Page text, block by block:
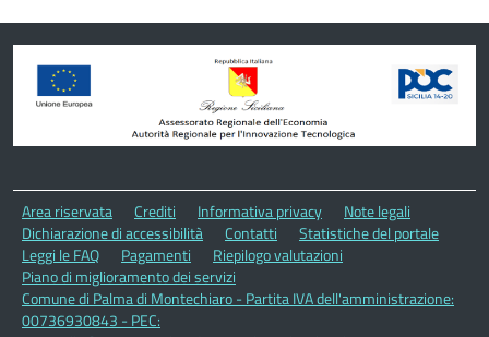
Area riservata Crediti Informativa privacy
Note legali
Dichiarazione di accessibilità
Contatti
Statistiche del portale
Leggi le FAQ
Pagamenti
Riepilogo valutazioni
Piano di miglioramento dei servizi
Comune di Palma di Montechiaro - Partita IVA dell'amministrazione:
00736930843 - PEC: